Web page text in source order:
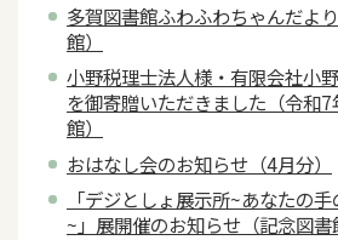
多賀図書館ふわふわちゃんだよ
館）
小野税理士法人様・有限会社小
を御寄贈いただきました（令和
館）
おはなし会のお知らせ（4月分）
「デジとしょ展示所~あなたの
~」展開催のお知らせ（記念図書